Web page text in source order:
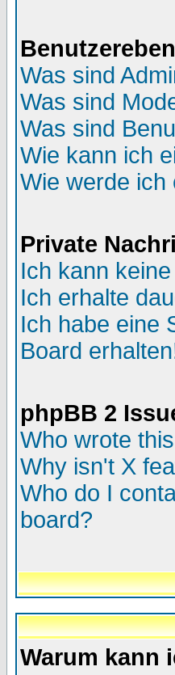
Was sind
Was sind
Was sind
Wie kann ich
Wie werde ich
Private
Ich kann
Ich erhalte
Ich habe eine
Board
phpBB 2
Who wrote
Why isn't X
Who do I
board?
Warum kann